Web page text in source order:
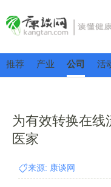
推荐 产业 公司 活
为有效转换在线
医家
来源: 康谈网